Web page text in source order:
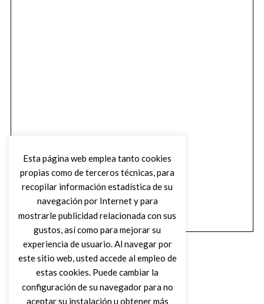
Esta página web emplea tanto cookies
propias como de terceros técnicas, para
recopilar información estadística de su
navegación por Internet y para
mostrarle publicidad relacionada con sus
gustos, así como para mejorar su
experiencia de usuario. Al navegar por
este sitio web, usted accede al empleo de
estas cookies. Puede cambiar la
configuración de su navegador para no
aceptar su instalación u obtener más